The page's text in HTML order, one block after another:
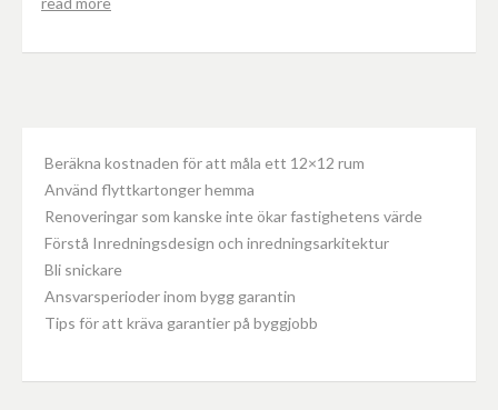
Beräkna kostnaden för att måla ett 12×12 rum
Använd flyttkartonger hemma
Renoveringar som kanske inte ökar fastighetens värde
Förstå Inredningsdesign och inredningsarkitektur
Bli snickare
Ansvarsperioder inom bygg garantin
Tips för att kräva garantier på byggjobb